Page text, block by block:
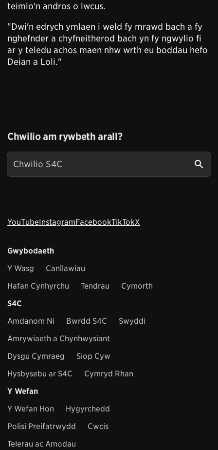
teimlo'n andros o lwcus.
"Dwi'n edrych ymlaen i weld fy mrawd bach a fy
nghefnder a chyfneitherod bach yn fy ngwylio fi
ar y teledu achos maen nhw wrth eu boddau hefo
Deian a Loli."
Chwilio am rywbeth arall?
YouTubeInstagramFacebookTikTokX
Gwybodaeth
Y Wasg
Canllawiau
Hafan Cynhyrchu
Tendrau
Cymorth
S4C
Amdanom Ni
Bwrdd S4C
Swyddi
Amrywiaeth a Chynhwysiant
Dysgu Cymraeg
Siop Cyw
Hysbysebu ar S4C
Cymryd Rhan
Y Wefan
Y Wefan Hon
Hygyrchedd
Polisi Preifatrwydd
Cwcis
Telerau ac Amodau